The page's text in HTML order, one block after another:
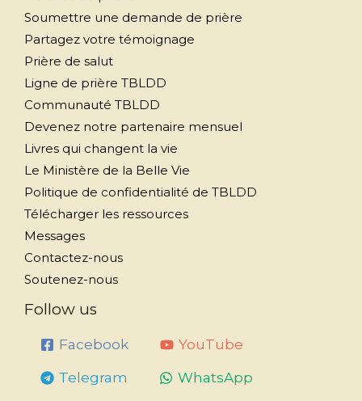
Soumettre une demande de prière
Partagez votre témoignage
Prière de salut
Ligne de prière TBLDD
Communauté TBLDD
Devenez notre partenaire mensuel
Livres qui changent la vie
Le Ministère de la Belle Vie
Politique de confidentialité de TBLDD
Télécharger les ressources
Messages
Contactez-nous
Soutenez-nous
Follow us
Facebook YouTube
Telegram WhatsApp